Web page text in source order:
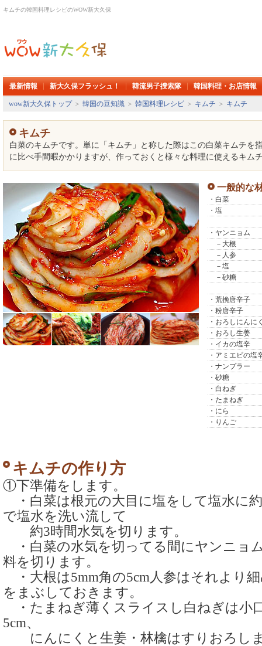
キムチの韓国料理レシピのWOW新大久保
最新情報 新大久保フラッシュ！ 韓流男子捜索隊 韓国料理・お店情報
wow新大久保トップ＞ 韓国の豆知識 ＞ 韓国料理レシピ ＞ キムチ ＞ キムチ
キムチ
白菜のキムチです。単に「キムチ」と称した際はこの白菜キムチを
に比べ手間暇かかりますが、作っておくと様々な料理に使えるキム
一般的な
・白菜
・塩
・ヤンニョム
－大根
－人参
－塩
－砂糖
・荒挽唐辛子
・粉唐辛子
・おろしにんに
・おろし生姜
・イカの塩辛
・アミエビの塩
・ナンプラー
・砂糖
・白ねぎ
・たまねぎ
・にら
・りんご
キムチの作り方
①下準備をします。
・白菜は根元の大目に塩をして塩水に
で塩水を洗い流して
約3時間水気を切ります。
・白菜の水気を切ってる間にヤンニョ
料を切ります。
・大根は5mm角の5cm人参はそれより
をまぶしておきます。
・たまねぎ薄くスライスし白ねぎは小
5cm、
にんにくと生姜・林檎はすりおろし